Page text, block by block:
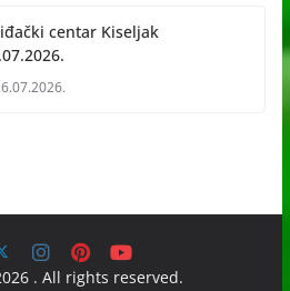
centar Kiseljak
. All rights reserved.